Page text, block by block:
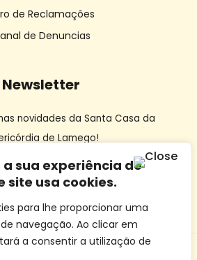
sua experiência de
site usa cookies.
para lhe proporcionar uma
navegação. Ao clicar em
a consentir a utilização de
de Reclamações
de Denuncias
Newsletter
novidades da Santa Casa da
de Lamego!